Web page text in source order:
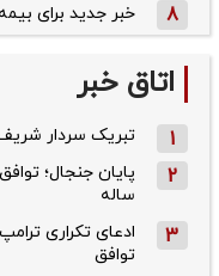
8 خبر جدید برای
اتاق خبر
1 تبریک سردار
2
ساله
3
ادعای تکراری
توافق